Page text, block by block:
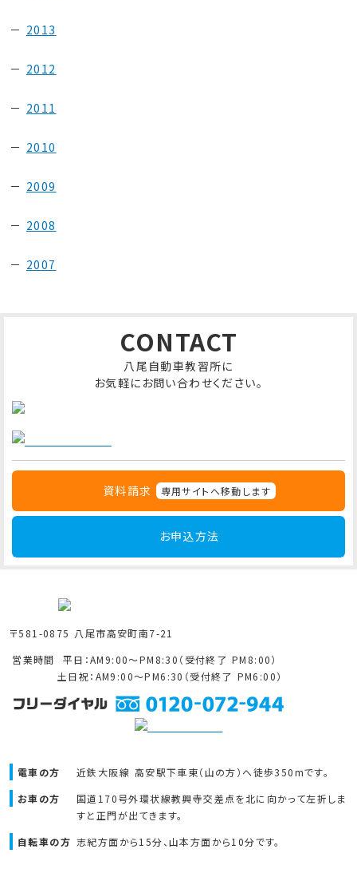
2013
2012
2011
2010
2009
2008
2007
CONTACT
八尾自動車教習所に
お気軽にお問い合わせください。
資料請求 専用サイトへ移動します
お申込方法
〒581-0875 八尾市高安町南7-21
営業時間
平日：AM9:00～PM8:30（受付終了 PM8:00）
土日祝：AM9:00～PM6:30（受付終了 PM6:00）
電車の方 近鉄大阪線 高安駅下車東（山の方）へ徒歩350mです。
お車の方
国道170号外環状線教興寺交差点を北に向かって左折しま
すと正門が出てきます。
自転車の方 志紀方面から15分、山本方面から10分です。